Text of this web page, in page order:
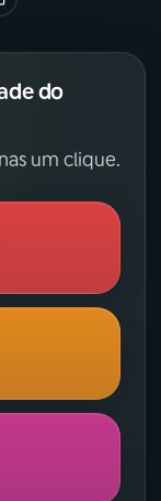
do
um clique.